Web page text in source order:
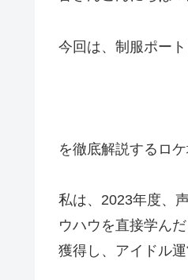
今回は、制服ポー
を徹底解説するロ
私は、2023年度、
ウハウを直接学ん
獲得し、アイドル